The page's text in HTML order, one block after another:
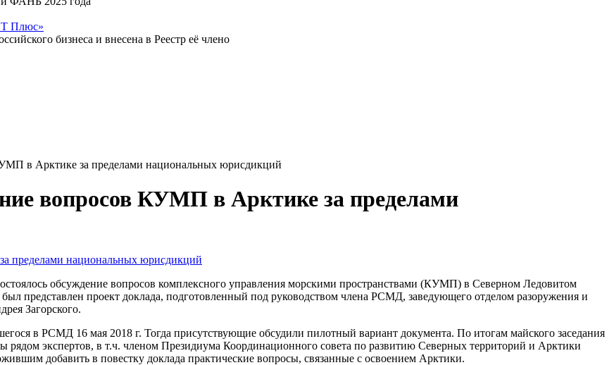
Плюс»
бизнеса и внесена в Реестр её члено
в Арктике за пределами национальных юрисдикций
вопросов КУМП в Арктике за пределами
обсуждение вопросов комплексного управления морскими пространствами (КУМП) в Северном Ледовитом
представлен проект доклада, подготовленный под руководством члена РСМД, заведующего отделом разоружения и
Загорского.
в РСМД 16 мая 2018 г. Тогда присутствующие обсудили пилотный вариант документа. По итогам майского заседания
рядом экспертов, в т.ч. членом Президиума Координационного совета по развитию Северных территорий и Арктики
добавить в повестку доклада практические вопросы, связанные с освоением Арктики.